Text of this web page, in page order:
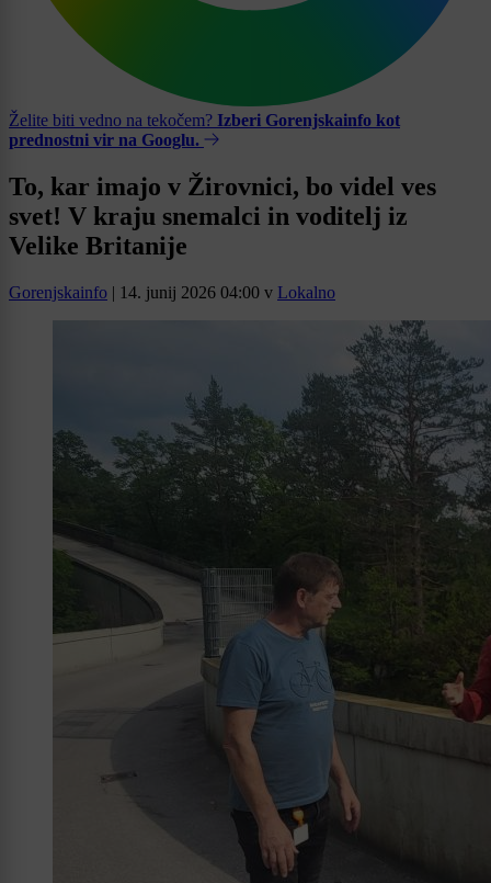
Želite biti vedno na tekočem? Izberi Gorenjskainfo kot
prednostni vir na Googlu.
To, kar imajo v Žirovnici, bo videl ves
svet! V kraju snemalci in voditelj iz
Velike Britanije
Gorenjskainfo | 14. junij 2026 04:00 v Lokalno